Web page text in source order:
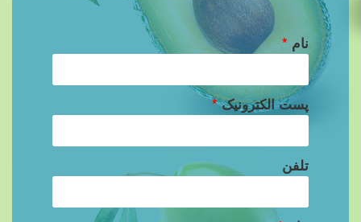
نام *
پست الکترونیک*
تلفن